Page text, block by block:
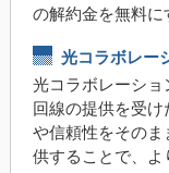
の解約金を無料に
光コラボレー
光コラボレーシ
回線の提供を受
や信頼性をその
供することで、